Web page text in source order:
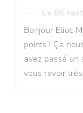
Le BK
Bonjour Eliot,
points ! Ça
avez passé un
vous revoir